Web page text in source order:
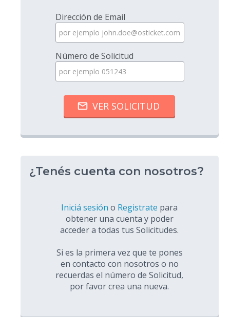
Dirección de Email
Número de Solicitud
¿Tenés cuenta con nosotros?
Iniciá sesión o Registrate para
obtener una cuenta y poder
acceder a todas tus Solicitudes.
Si es la primera vez que te pones
en contacto con nosotros o no
recuerdas el número de Solicitud,
por favor crea una nueva.